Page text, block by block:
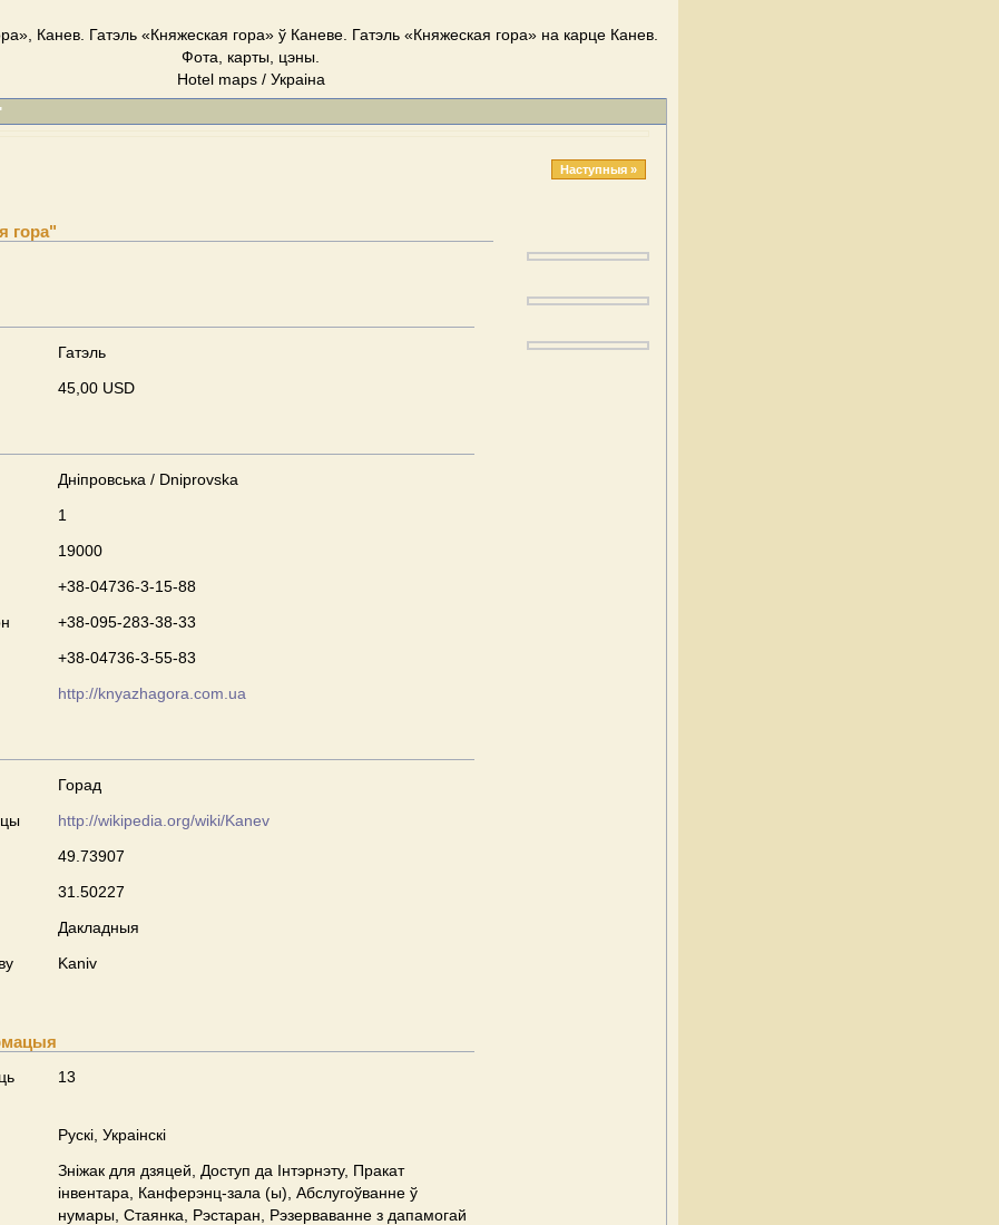
Канев. Гатэль «Княжеская гора» ў Каневе. Гатэль «Княжеская гора» на карце Канев.
Фота, карты, цэны.
Hotel maps / Украіна
Наступныя »
гора"
Гатэль
45,00 USD
Дніпровська / Dniprovska
1
19000
+38-04736-3-15-88
+38-095-283-38-33
+38-04736-3-55-83
http://knyazhagora.com.ua
Горад
http://wikipedia.org/wiki/Kanev
49.73907
31.50227
Дакладныя
Kaniv
13
Рускі, Украінскі
Зніжак для дзяцей, Доступ да Інтэрнэту, Пракат
інвентара, Канферэнц-зала (ы), Абслугоўванне ў
нумары, Стаянка, Рэстаран, Рэзерваванне з дапамогай